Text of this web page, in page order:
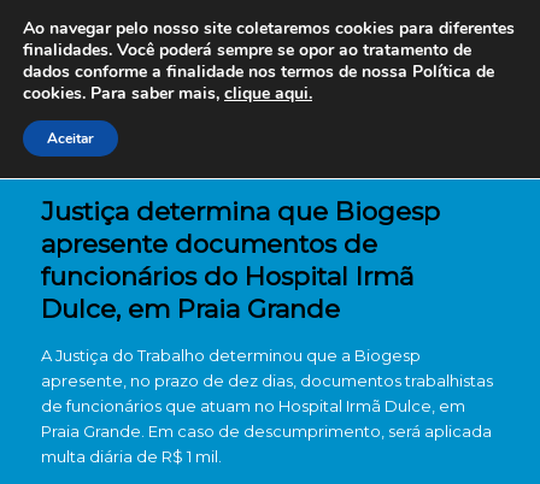
Justiça determina que Biogesp
apresente documentos de
funcionários do Hospital Irmã
Dulce, em Praia Grande
A Justiça do Trabalho determinou que a Biogesp
apresente, no prazo de dez dias, documentos trabalhistas
de funcionários que atuam no Hospital Irmã Dulce , em
Praia Grande . Em caso de descumprimento, será aplicada
multa diária de R$ 1 mil.
Ao navegar pelo nosso site coletaremos cookies para diferentes
finalidades. Você poderá sempre se opor ao tratamento de
dados conforme a finalidade nos termos de nossa Política de
cookies. Para saber mais, clique aqui.
Aceitar